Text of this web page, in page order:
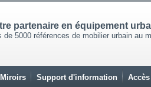
partenaire en équipement
de 5000 références de mobilier urbain au
Miroirs Support d'information